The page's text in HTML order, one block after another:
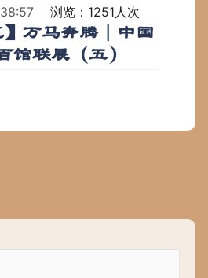
浏览：1251人次
】万马奔腾｜中国
馆联展（五）